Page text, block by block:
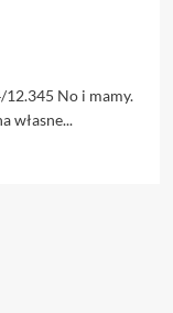
No i mamy.
własne...